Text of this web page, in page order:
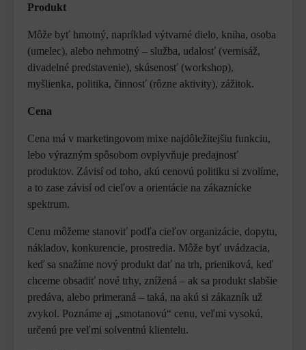
Produkt
Môže byť hmotný, napríklad výtvarné dielo, kniha, osoba
(umelec), alebo nehmotný – služba, udalosť (vernisáž,
divadelné predstavenie), skúsenosť (workshop),
myšlienka, politika, činnosť (rôzne aktivity), zážitok.
Cena
Cena má v marketingovom mixe najdôležitejšiu funkciu,
lebo výrazným spôsobom ovplyvňuje predajnosť
produktov. Závisí od toho, akú cenovú politiku si zvolíme,
a to zase závisí od cieľov a orientácie na zákaznícke
spektrum.
Cenu môžeme stanoviť podľa cieľov organizácie, dopytu,
nákladov, konkurencie, prostredia. Môže byť uvádzacia,
keď sa snažíme nový produkt dať na trh, prieniková, keď
chceme obsadiť nové trhy, znížená – ak sa produkt slabšie
predáva, alebo primeraná – taká, na akú si zákazník už
zvykol. Poznáme aj „smotanovú“ cenu, veľmi vysokú,
určenú pre veľmi solventnú klientelu.